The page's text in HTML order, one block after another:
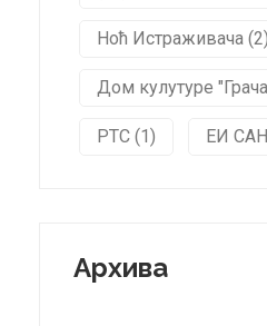
Ноћ Истраживача (2)
Дом кулутуре
РТС (1) ЕИ
Архива